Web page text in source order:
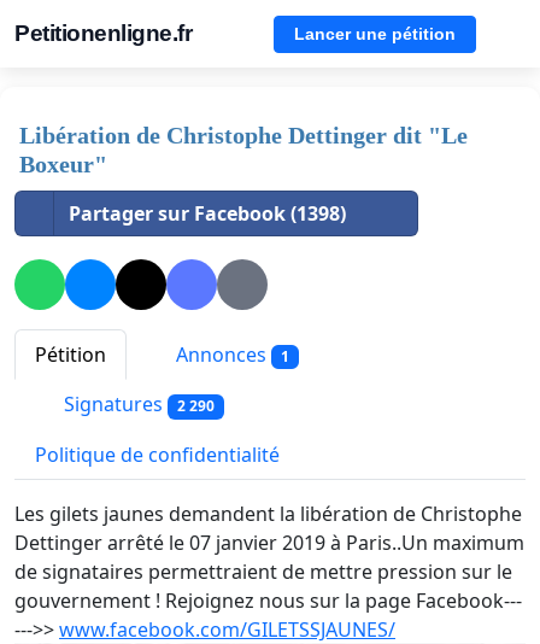
Petitionenligne.fr Lancer une pétition
Libération de Christophe Dettinger dit "Le
Boxeur"
Partager sur Facebook (1398)
Pétition Annonces 1
Signatures 2 290
Politique de confidentialité
Les gilets jaunes demandent la libération de Christophe
Dettinger arrêté le 07 janvier 2019 à Paris..Un maximum
de signataires permettraient de mettre pression sur le
gouvernement ! Rejoignez nous sur la page Facebook---
--->>www.facebook.com/GILETSSJAUNES/